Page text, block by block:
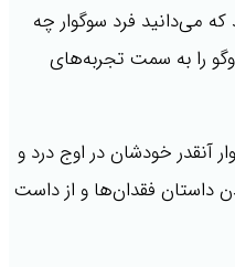
می‌دانید فرد سوگوار چه
را به سمت تجربه‌های
آنقدر خودشان در اوج درد و
داستان فقدان‌ها و از داست